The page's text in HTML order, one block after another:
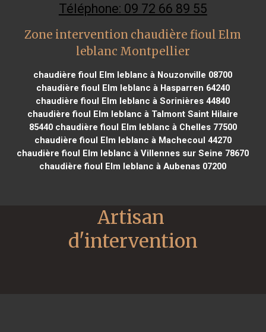
Téléphone: 09 72 66 89 55
Zone intervention chaudière fioul Elm
leblanc Montpellier
chaudière fioul Elm leblanc à Nouzonville 08700
chaudière fioul Elm leblanc à Hasparren 64240
chaudière fioul Elm leblanc à Sorinières 44840
chaudière fioul Elm leblanc à Talmont Saint Hilaire
85440chaudière fioul Elm leblanc à Chelles 77500
chaudière fioul Elm leblanc à Machecoul 44270
chaudière fioul Elm leblanc à Villennes sur Seine 78670
chaudière fioul Elm leblanc à Aubenas 07200
Artisan
d'intervention